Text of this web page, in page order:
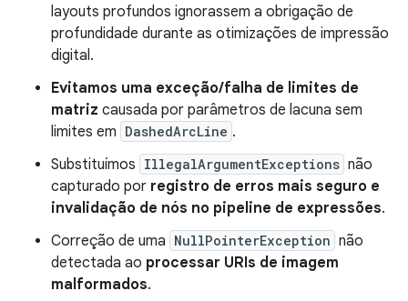
layouts profundos ignorassem a obrigação de
profundidade durante as otimizações de impressão
digital.
Evitamos uma exceção/falha de limites de
matriz causada por parâmetros de lacuna sem
limites em DashedArcLine .
Substituímos IllegalArgumentExceptions não
capturado por registro de erros mais seguro e
invalidação de nós no pipeline de expressões.
Correção de uma NullPointerException não
detectada ao processar URIs de imagem
malformados.